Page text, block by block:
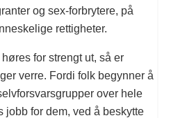
og sex-forbrytere, på
rettigheter.
for strengt ut, så er
verre. Fordi folk begynner å
over hele
jobb for dem, ved å beskytte